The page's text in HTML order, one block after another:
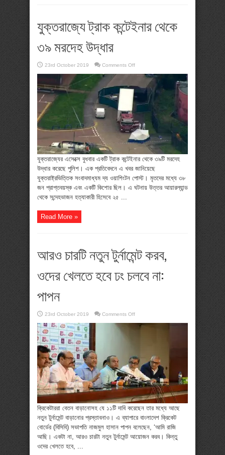
যুক্তরাজ্যে ট্রাক কন্টেইনার থেকে
৩৯ মরদেহ উদ্ধার
23rd October 2019 Comments Offon
থেকে
উদ্ধার
যুক্তরাজ্যের এসেক্সে বুধবার একটি ট্রাক কন্টেইনার থেকে ৩৯টি মরদেহ
উদ্ধার করেছে পুলিশ। এক প্রতিবেদনে এ খবর জানিয়েছে
যুক্তরাষ্ট্রভিত্তিক সংবাদমাধ্যম দ্য ওয়াশিংটন পোস্ট। মৃতদের মধ্যে ৩৮
জন প্রাপ্তবয়স্ক এবং একটি কিশোর ছিল। এ ঘটনায় উত্তর আয়ারল্যান্ড
থেকে সন্দেহভাজন হত্যাকারী হিসেবে ২৫ ...
Read More »
আরও চারটি নতুন টুর্নামেন্ট করব,
ওদের খেলতে হবে ঢং চলবে না:
পাপন
23rd October 2019 Comments Offon
চারটি
খেলতে
হবে
ঢং
চলবে
না:
পাপন
ক্রিকেটাররা বেতন বাড়ানোসহ যে ১১টি দাবি করেছেন তার মধ্যে আছে
নতুন টুর্নামেন্ট বাড়ানোর প্রস্তাবনাও। এ ব্যাপারে বাংলাদেশ ক্রিকেট
বোর্ডের (বিসিবি) সভাপতি নাজমুল হাসান পাপন বলেছেন, ‘আমি রাজি
আছি। একটা না, আরও চারটা নতুন টুর্নামেন্ট আয়োজন করব। কিন্তু
ওদের খেলতে হবে, ...